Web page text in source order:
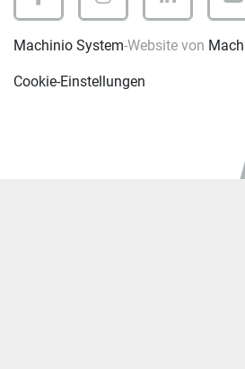
facebookinstagramlinkedin
Machinio System-Website von
Cookie-Einstellungen